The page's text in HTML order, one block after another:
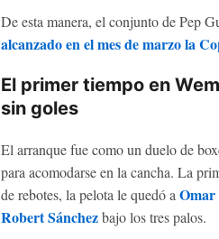
De esta manera, el conjunto de Pep
alcanzado en el mes de marzo la
El primer tiempo en
sin goles
El arranque fue como un duelo de
para acomodarse en la cancha. La
de rebotes, la pelota le quedó a
Robert Sánchezbajo los tres palos.